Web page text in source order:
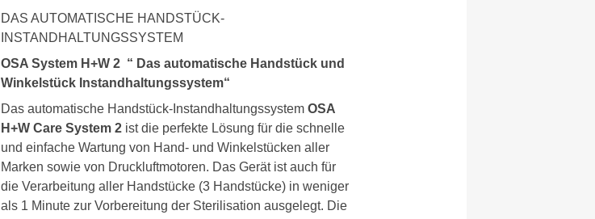
DAS AUTOMATISCHE HANDSTÜCK-
INSTANDHALTUNGSSYSTEM
OSA System H+W 2 “ Das automatische Handstück und
Winkelstück Instandhaltungssystem“
Das automatische Handstück-Instandhaltungssystem OSA
H+W Care System 2ist die perfekte Lösung für die schnelle
und einfache Wartung von Hand- und Winkelstücken aller
Marken sowie von Druckluftmotoren. Das Gerät ist auch für
die Verarbeitung aller Handstücke (3 Handstücke) in weniger
als 1 Minute zur Vorbereitung der Sterilisation ausgelegt. Die